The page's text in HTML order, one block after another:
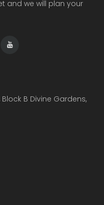
and we will plan your
B Divine Gardens,